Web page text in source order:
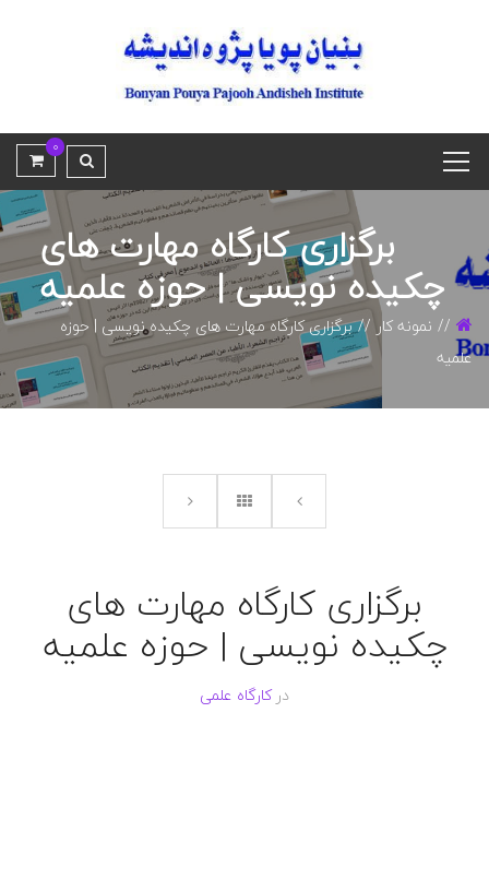
0
برگزاری کارگاه مهارت های
چکیده نویسی | حوزه علمیه
نمونه کار
برگزاری کارگاه مهارت های چکیده نویسی | حوزه
علمیه
برگزاری کارگاه مهارت های
چکیده نویسی | حوزه علمیه
درکارگاه علمی